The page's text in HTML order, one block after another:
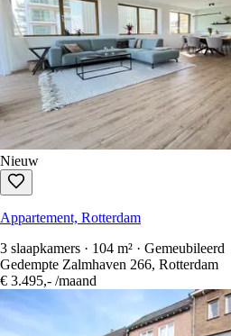
Nieuw
Appartement, Rotterdam
3 slaapkamers · 104 m² · Gemeubileerd
Gedempte Zalmhaven 266, Rotterdam
€ 3.495,- /maand